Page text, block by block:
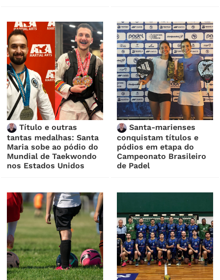
Título e outras
tantas medalhas: Santa
Maria sobe ao pódio do
Mundial de Taekwondo
nos Estados Unidos
Santa-marienses
conquistam títulos e
pódios em etapa do
Campeonato Brasileiro
de Padel